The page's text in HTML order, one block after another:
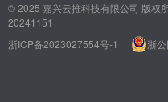
© 2025 嘉兴云推科技有限公司 版权
20241151
浙ICP备2023027554号-1
浙